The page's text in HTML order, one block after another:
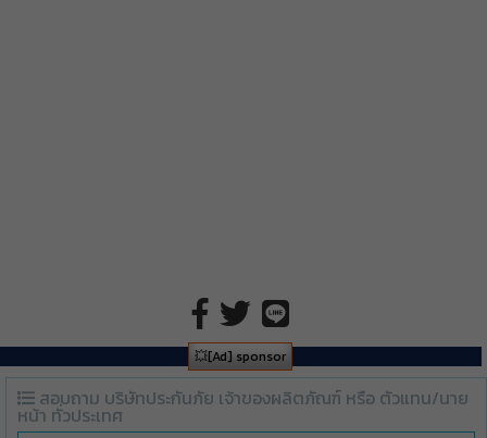
💥[Ad] sponsor
สอบถาม บริษัทประกันภัย เจ้าของผลิตภัณฑ์ หรือ ตัวแทน/นาย
หน้า ทั่วประเทศ